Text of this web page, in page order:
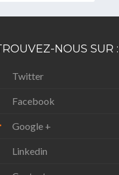
NOUS SUR :
Twitter
Facebook
Google +
Linkedin